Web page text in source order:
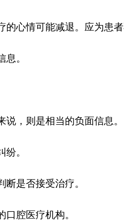
心情可能减退。应为患
。
，则是相当的负面信息。
。
是否接受治疗。
腔医疗机构。